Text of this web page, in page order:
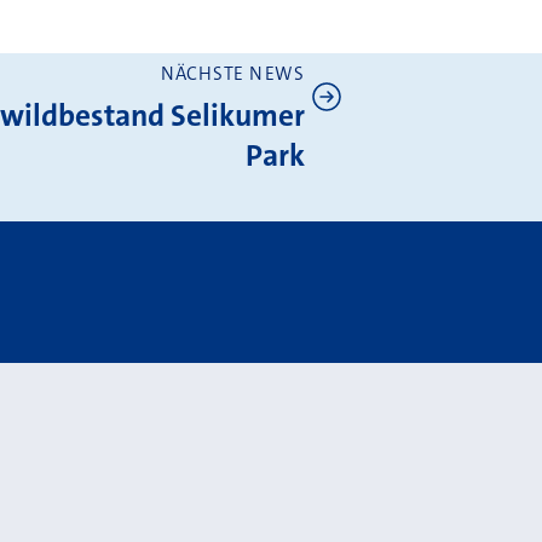
NÄCHSTE NEWS
Selikumer
Park